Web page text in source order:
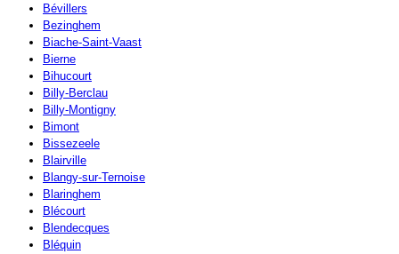
Bévillers
Bezinghem
Biache-Saint-Vaast
Bierne
Bihucourt
Billy-Berclau
Billy-Montigny
Bimont
Bissezeele
Blairville
Blangy-sur-Ternoise
Blaringhem
Blécourt
Blendecques
Bléquin